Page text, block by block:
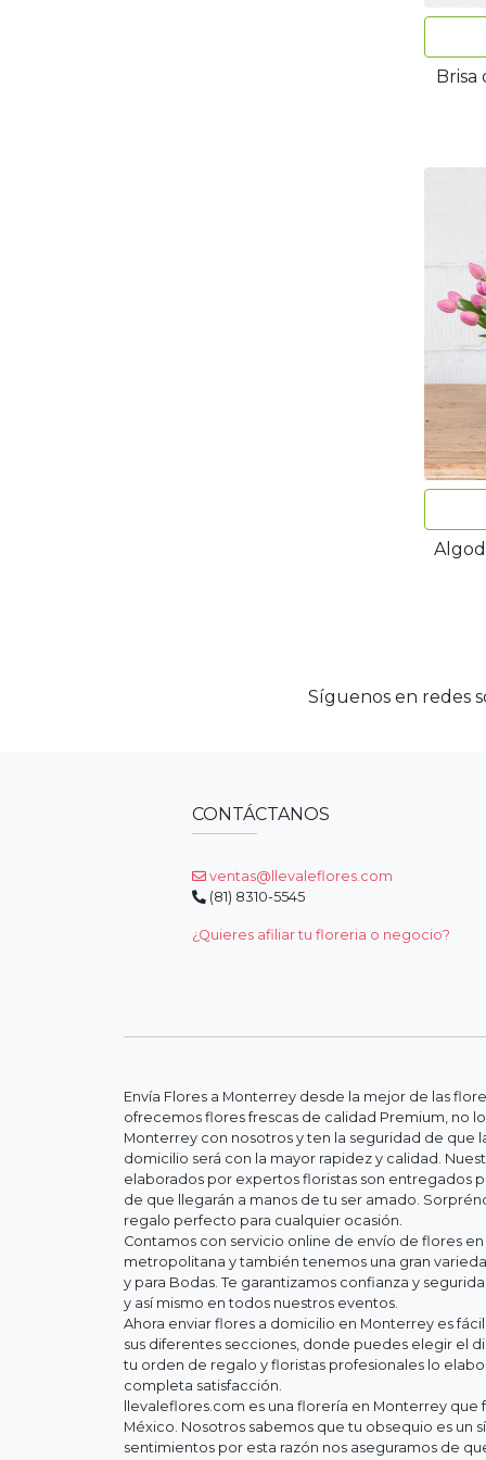
Brisa
Síguenos en redes
CONTÁCTANOS
ventas@llevaleflores.com
(81) 8310-5545
¿Quieres afiliar tu floreria o negocio?
Envía Flores a Monterrey desde la mejor de las
ofrecemos flores frescas de calidad Premium, no
Monterrey con nosotros y ten la seguridad de que
domicilio será con la mayor rapidez y calidad.
elaborados por expertos floristas son entregados
de que llegarán a manos de tu ser amado.
regalo perfecto para cualquier ocasión.
Contamos con servicio online de envío de flores
metropolitana y también tenemos una gran
y para Bodas. Te garantizamos confianza y
y así mismo en todos nuestros eventos.
Ahora enviar flores a domicilio en Monterrey es
sus diferentes secciones, donde puedes elegir el
tu orden de regalo y floristas profesionales lo
completa satisfacción.
llevaleflores.com es una florería en Monterrey
México. Nosotros sabemos que tu obsequio es un
sentimientos por esta razón nos aseguramos de